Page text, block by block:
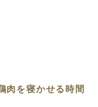
肉を寝かせる時間